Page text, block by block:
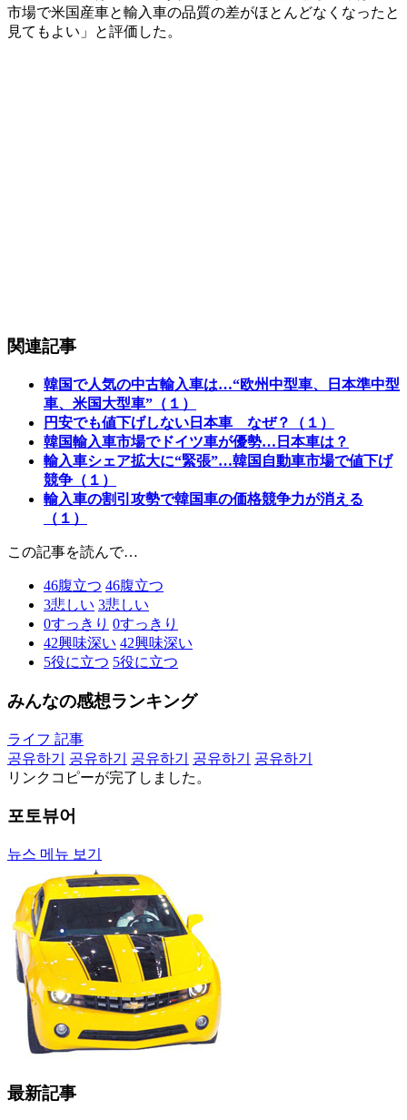
市場で米国産車と輸入車の品質の差がほとんどなくなったと
見てもよい」と評価した。
関連記事
韓国で人気の中古輸入車は…“欧州中型車、日本準中型
車、米国大型車”（１）
円安でも値下げしない日本車 なぜ？（１）
韓国輸入車市場でドイツ車が優勢…日本車は？
輸入車シェア拡大に“緊張”…韓国自動車市場で値下げ
競争（１）
輸入車の割引攻勢で韓国車の価格競争力が消える
（１）
この記事を読んで…
46腹立つ 46腹立つ
3悲しい 3悲しい
0すっきり 0すっきり
42興味深い 42興味深い
5役に立つ 5役に立つ
みんなの感想ランキング
ライフ 記事
공유하기
공유하기 공유하기 공유하기
공유하기
リンクコピーが完了しました。
포토뷰어
뉴스 메뉴 보기
最新記事